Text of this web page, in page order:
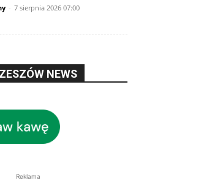
- 7 sierpnia 2026 07:00
NEWS
Reklama